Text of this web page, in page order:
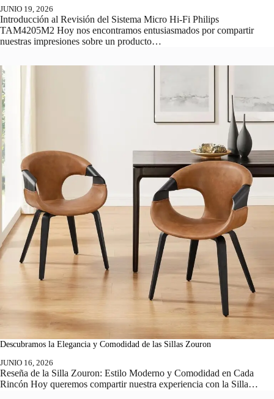
JUNIO 19, 2026
Introducción al Revisión del Sistema Micro Hi-Fi Philips
TAM4205M2 Hoy nos encontramos entusiasmados por compartir
nuestras impresiones sobre un producto…
Descubramos la Elegancia y Comodidad de las Sillas Zouron
JUNIO 16, 2026
Reseña de la Silla Zouron: Estilo Moderno y Comodidad en Cada
Rincón Hoy queremos compartir nuestra experiencia con la Silla…